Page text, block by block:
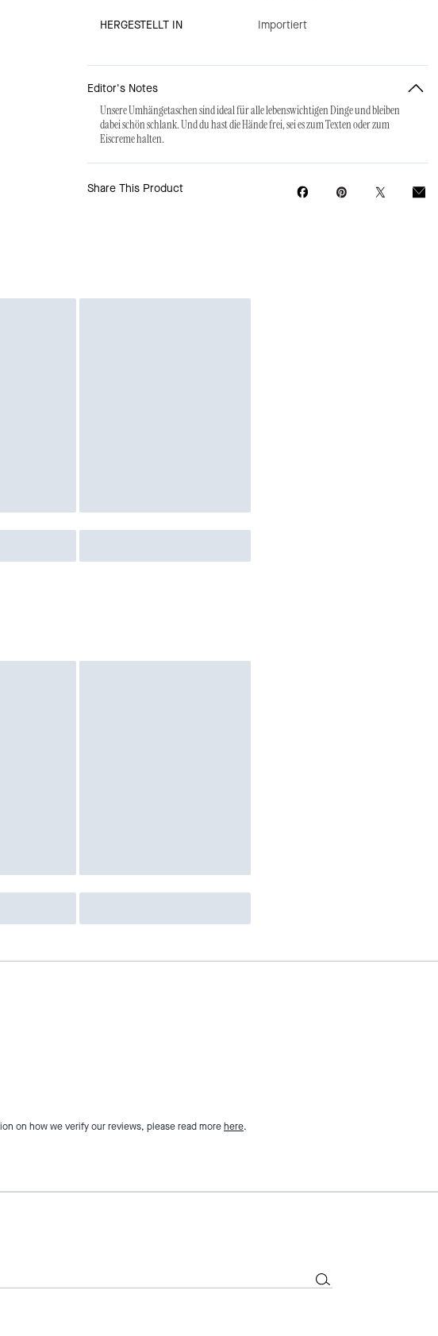
HERGESTELLT IN Importiert
Editor's Notes
Unsere Umhängetaschen sind ideal für alle lebenswichtigen Dinge und bleiben
dabei schön schlank. Und du hast die Hände frei, sei es zum Texten oder zum
Eiscreme halten.
Share This Product
on how we verify our reviews, please read morehere.